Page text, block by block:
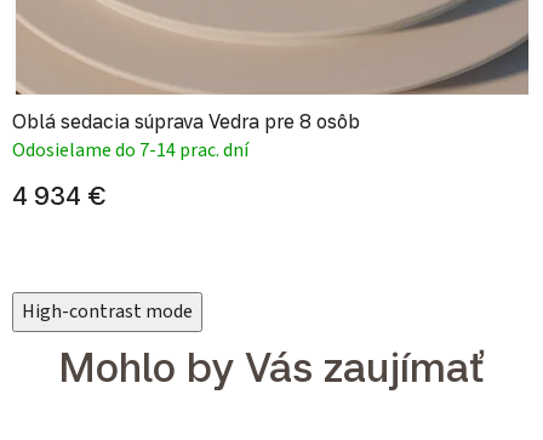
Oblá sedacia súprava Vedra pre 8 osôb
Odosielame do 7-14 prac. dní
4 934 €
High-contrast mode
Mohlo by Vás zaujímať